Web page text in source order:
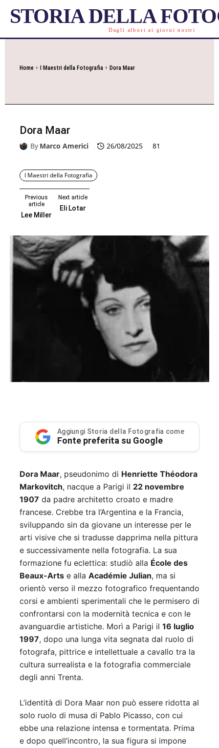
STORIA DELLA
Dagli albori ai giorni nostri
Home I Maestri della Fotografia Dora Maar
Dora Maar
By Marco Americi 26/08/2025 81
I Maestri della Fotografia
Previous
article
Lee Miller
Next article
Eli Lotar
Aggiungi Storia della Fotografia come
Fonte preferita su Google
Dora Maar, pseudonimo di Henriette Théodora
Markovitch, nacque a Parigi il 22 novembre
1907 da padre architetto croato e madre
francese. Crebbe tra l’Argentina e la Francia,
sviluppando sin da giovane un interesse per le
arti visive che si tradusse dapprima nella pittura
e successivamente nella fotografia. La sua
formazione fu eclettica: studiò alla École des
Beaux-Arts e alla Académie Julian, ma si
orientò verso il mezzo fotografico frequentando
corsi e ambienti sperimentali che le permisero di
confrontarsi con la modernità tecnica e con le
avanguardie artistiche. Morì a Parigi il 16 luglio
1997, dopo una lunga vita segnata dal ruolo di
fotografa, pittrice e intellettuale a cavallo tra la
cultura surrealista e la fotografia commerciale
degli anni Trenta.
L’identità di Dora Maar non può essere ridotta al
solo ruolo di musa di Pablo Picasso, con cui
ebbe una relazione intensa e tormentata. Prima
e dopo quell’incontro, la sua figura si impone